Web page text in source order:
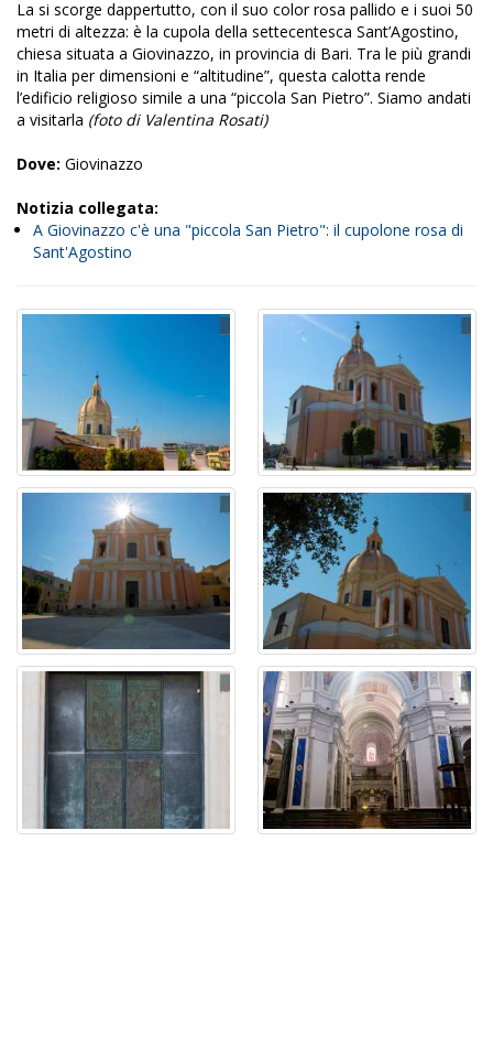
La si scorge dappertutto, con il suo color rosa pallido e i suoi 50
metri di altezza: è la cupola della settecentesca Sant’Agostino,
chiesa situata a Giovinazzo, in provincia di Bari. Tra le più grandi
in Italia per dimensioni e “altitudine”, questa calotta rende
l’edificio religioso simile a una “piccola San Pietro”. Siamo andati
a visitarla (foto di Valentina Rosati)
Dove: Giovinazzo
Notizia collegata:
A Giovinazzo c'è una "piccola San Pietro": il cupolone rosa di
Sant'Agostino